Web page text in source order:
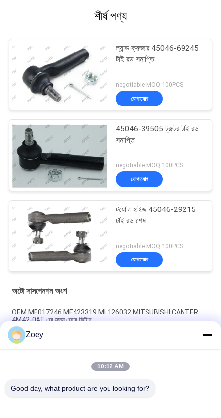
শীর্ষ পণ্য
ল্যান্ড ক্রুজার 45046-69245
টাই রড সমাপ্তি
negotiable MOQ:100PCS
যোগাযোগ
45046-39505 ট্রাক্টর টাই রড
সমাপ্তি
negotiable MOQ:100PCS
যোগাযোগ
টয়োটা হাইজ 45046-29215
টাই রড শেষ
negotiable MOQ:100PCS
যোগাযোগ
অটো সাসপেনশন অংশ
OEM ME017246 ME423319 ML126032 MITSUBISHI CANTER
4M42-0AT এর জন্য এয়ার ফিল্টার
OEM MB120298 MB120476 MITSUBISHI CANTER 4D31T এর জন্য
বায়ু ফিল্টার
AB31-3084-AD AB31-3091-AD ফোর্ড রেঞ্জার (TKE) ২.২ এর জন্য কন্ট্রোল
Zoey
10:12 AM
Good day, what product are you looking for?